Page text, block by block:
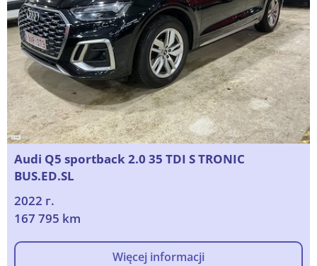
Audi Q5 sportback 2.0 35 TDI S TRONIC
BUS.ED.SL
2022 г.
167 795 km
Więcej informacji